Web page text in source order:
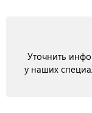
Уточнить
у наших